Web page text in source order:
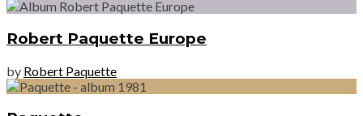
Robert Paquette Europe
by Robert Paquette